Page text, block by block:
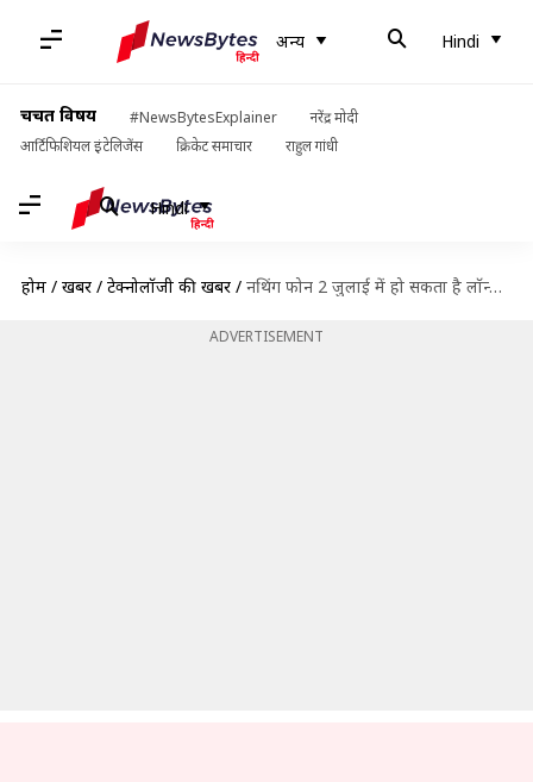
अन्य Hindi
चर्चित विषय #NewsBytesExplainer
नरेंद्र मोदी
आर्टिफिशियल इंटेलिजेंस
क्रिकेट समाचार राहुल गांधी
Hindi
होम / खबरें / टेक्नोलॉजी की खबरें / नथिंग फोन 2 जुलाई में हो सकता है लॉन्च, जानें संभावित फीचर्स और कीमत
ADVERTISEMENT